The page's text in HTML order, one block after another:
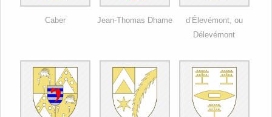
Caber Jean-Thomas Dhame
d’Élevémont, ou
Délevémont